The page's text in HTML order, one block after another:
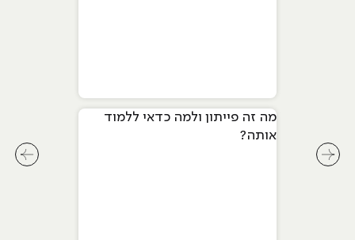
מה זה פייתון ולמה כדאי ללמוד
אותה?
לחץ לחץ לשיקופית קודמת בסליידר מאמרים